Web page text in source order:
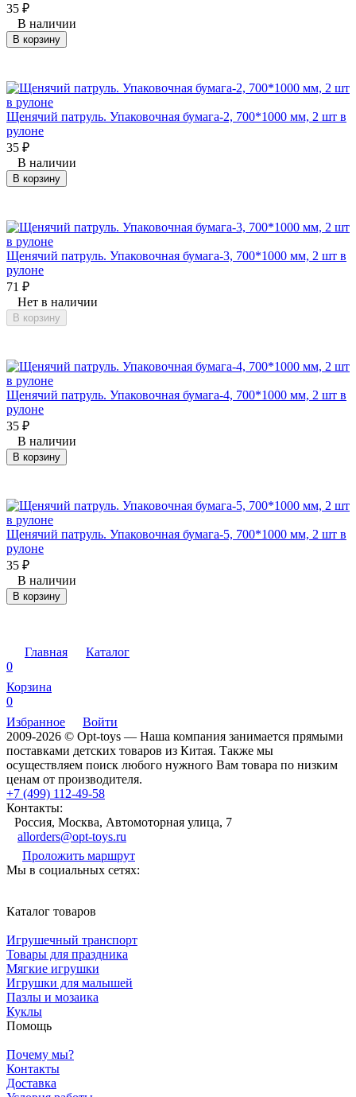
35 ₽
В наличии
В корзину
Щенячий патруль. Упаковочная бумага-2, 700*1000 мм, 2 шт в
рулоне
35 ₽
В наличии
В корзину
Щенячий патруль. Упаковочная бумага-3, 700*1000 мм, 2 шт в
рулоне
71 ₽
Нет в наличии
В корзину
Щенячий патруль. Упаковочная бумага-4, 700*1000 мм, 2 шт в
рулоне
35 ₽
В наличии
В корзину
Щенячий патруль. Упаковочная бумага-5, 700*1000 мм, 2 шт в
рулоне
35 ₽
В наличии
В корзину
Главная
Каталог
0
Корзина
0
Избранное
Войти
2009-2026 © Opt-toys — Наша компания занимается прямыми
поставками детских товаров из Китая. Также мы
осуществляем поиск любого нужного Вам товара по низким
ценам от производителя.
+7 (499) 112-49-58
Контакты:
Россия, Москва, Автомоторная улица, 7
allorders@opt-toys.ru
Проложить маршрут
Мы в социальных сетях:
Каталог товаров
Игрушечный транспорт
Товары для праздника
Мягкие игрушки
Игрушки для малышей
Пазлы и мозаика
Куклы
Помощь
Почему мы?
Контакты
Доставка